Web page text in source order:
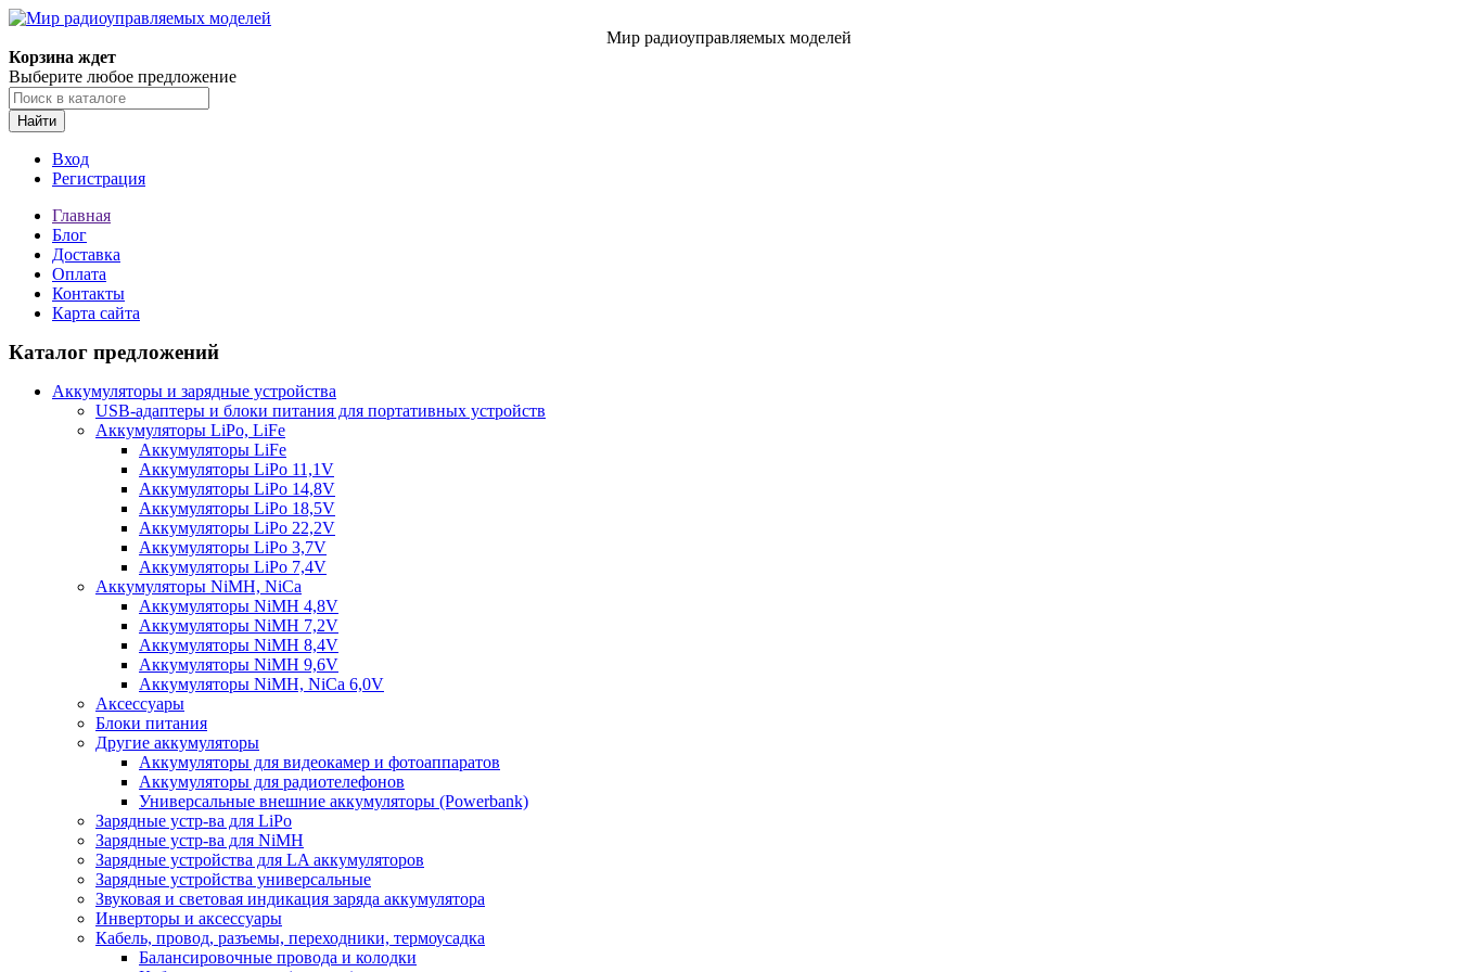
Мир радиоуправляемых моделей
Корзина ждет
Выберите любое предложение
Найти
Вход
Регистрация
Главная
Блог
Доставка
Оплата
Контакты
Карта сайта
Каталог предложений
Аккумуляторы и зарядные устройства
USB-адаптеры и блоки питания для портативных устройств
Аккумуляторы LiPo, LiFe
Аккумуляторы LiFe
Аккумуляторы LiPo 11,1V
Аккумуляторы LiPo 14,8V
Аккумуляторы LiPo 18,5V
Аккумуляторы LiPo 22,2V
Аккумуляторы LiPo 3,7V
Аккумуляторы LiPo 7,4V
Аккумуляторы NiMH, NiCa
Аккумуляторы NiMH 4,8V
Аккумуляторы NiMH 7,2V
Аккумуляторы NiMH 8,4V
Аккумуляторы NiMH 9,6V
Аккумуляторы NiMH, NiCa 6,0V
Аксессуары
Блоки питания
Другие аккумуляторы
Аккумуляторы для видеокамер и фотоаппаратов
Аккумуляторы для радиотелефонов
Универсальные внешние аккумуляторы (Powerbank)
Зарядные устр-ва для LiPo
Зарядные устр-ва для NiMH
Зарядные устройства для LA аккумуляторов
Зарядные устройства универсальные
Звуковая и световая индикация заряда аккумулятора
Инверторы и аксессуары
Кабель, провод, разъемы, переходники, термоусадка
Балансировочные провода и колодки